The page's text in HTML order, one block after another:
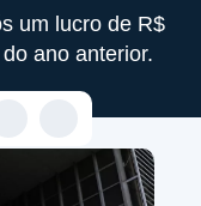
um lucro de R$
ano anterior.